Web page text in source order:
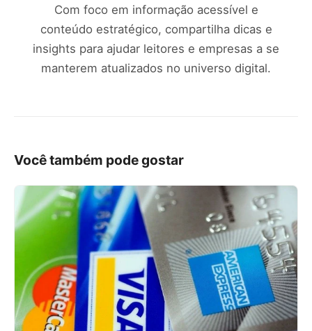
Com foco em informação acessível e
conteúdo estratégico, compartilha dicas e
insights para ajudar leitores e empresas a se
manterem atualizados no universo digital.
Você também pode gostar